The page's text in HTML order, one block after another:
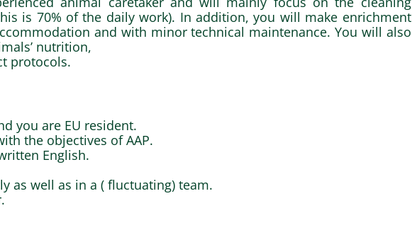
is 70% of the daily work). In addition, you will make enrichment
and with minor technical maintenance. You will also
nutrition,
protocols.
you are EU resident.
the objectives of AAP.
English.
as well as in a ( fluctuating) team.